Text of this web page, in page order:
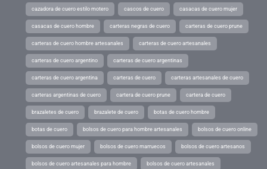
cazadora de cuero estilo motero cascos de cuero casacas de cuero mujer
casacas de cuero hombre carteras negras de cuero carteras de cuero prune
carteras de cuero hombre artesanales carteras de cuero artesanales
carteras de cuero argentino carteras de cuero argentinas
carteras de cuero argentina carteras de cuero carteras artesanales de cuero
carteras argentinas de cuero cartera de cuero prune cartera de cuero
brazaletes de cuero brazalete de cuero botas de cuero hombre
botas de cuero bolsos de cuero para hombre artesanales bolsos de cuero online
bolsos de cuero mujer bolsos de cuero marruecos bolsos de cuero artesanos
bolsos de cuero artesanales para hombre bolsos de cuero artesanales